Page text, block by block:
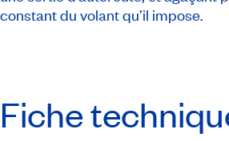
constant du volant qu’il impose.
Fiche